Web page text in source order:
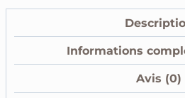
tailleur
Informations
Avis (0)